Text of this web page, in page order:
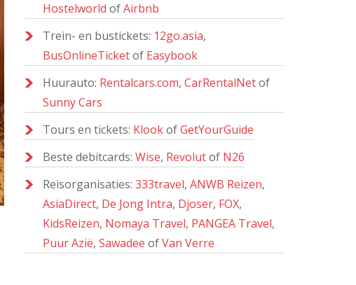
Hostelworld ofAirbnb
Trein- en bustickets: 12go.asia,
BusOnlineTicketof Easybook
Huurauto: Rentalcars.com, CarRentalNetof
Sunny Cars
Tours en tickets: KlookofGetYourGuide
Beste debitcards: Wise, Revolutof N26
Reisorganisaties: 333travel, ANWB Reizen,
AsiaDirect, De Jong Intra, Djoser, FOX,
KidsReizen, Nomaya Travel, PANGEA Travel,
Puur Azië, Sawadee ofVan Verre